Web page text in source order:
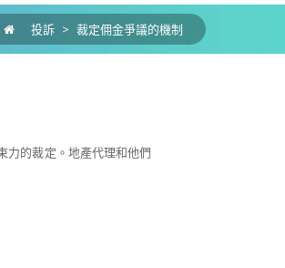
投訴 > 裁定佣金爭議的機制
力的裁定。地產代理和他們